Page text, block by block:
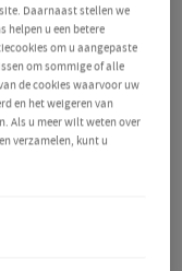
veranderen na
die gunstig is
Daarnaast stellen we
helpen u een betere
om u aangepaste
om sommige of alle
de cookies waarvoor uw
en het weigeren van
Als u meer wilt weten over
verzamelen, kunt u